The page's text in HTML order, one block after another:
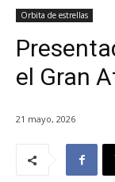
Orbita de estrellas
el Gran
21 mayo, 2026